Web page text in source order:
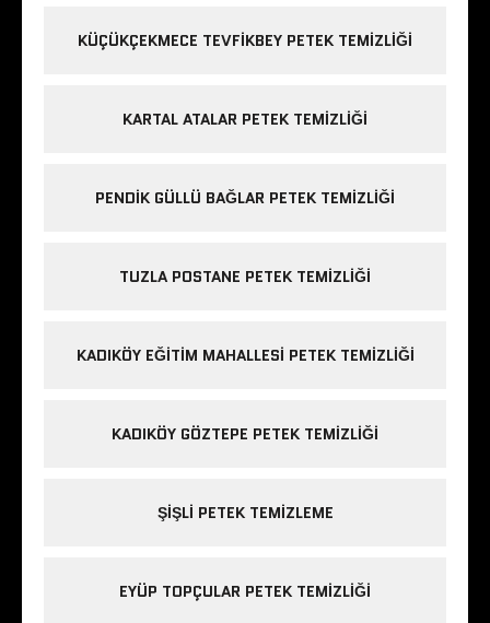
KÜÇÜKÇEKMECE TEVFIKBEY PETEK TEMIZLIĞI
KARTAL ATALAR PETEK TEMIZLIĞI
PENDIK GÜLLÜ BAĞLAR PETEK TEMIZLIĞI
TUZLA POSTANE PETEK TEMIZLIĞI
KADIKÖY EĞITIM MAHALLESI PETEK TEMIZLIĞI
KADIKÖY GÖZTEPE PETEK TEMIZLIĞI
ŞIŞLI PETEK TEMIZLEME
EYÜP TOPÇULAR PETEK TEMIZLIĞI